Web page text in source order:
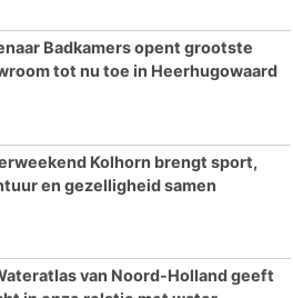
Badkamers opent grootste
tot nu toe in Heerhugowaard
Kolhorn brengt sport,
en gezelligheid samen
van Noord-Holland geeft